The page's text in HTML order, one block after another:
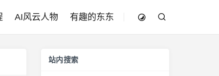
AI风云人物 有趣的东东
站内搜索